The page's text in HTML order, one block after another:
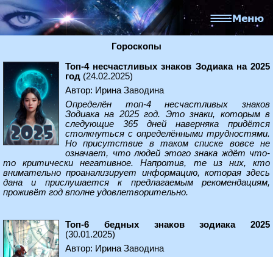
Гороскопы
Топ-4 несчастливых знаков Зодиака на 2025
год (24.02.2025)
Автор: Ирина Заводина
Определён топ-4 несчастливых знаков
Зодиака на 2025 год. Это знаки, которым в
следующие 365 дней наверняка придётся
столкнуться с определёнными трудностями.
Но присутствие в таком списке вовсе не
означает, что людей этого знака ждёт что-
то критически негативное. Напротив, те из них, кто
внимательно проанализирует информацию, которая здесь
дана и прислушается к предлагаемым рекомендациям,
проживёт год вполне удовлетворительно.
Топ-6 бедных знаков зодиака 2025
(30.01.2025)
Автор: Ирина Заводина